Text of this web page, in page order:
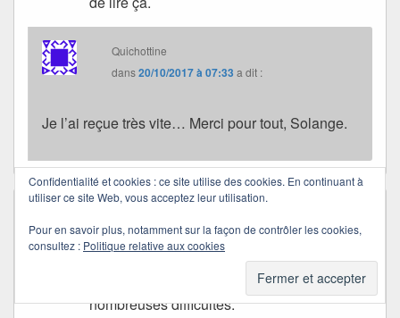
Quichottine
dans20/10/2017 à 07:33 a dit :
Je l’ai reçue très vite… Merci pour tout, Solange.
C’est sans doute pour ça que Sylvie
(Oxygène) m’avait signalé qu’elle avait
réussi à commander mais après de
nombreuses difficultés.
Confidentialité et cookies : ce site utilise des cookies. En continuant à
utiliser ce site Web, vous acceptez leur utilisation.
Pour en savoir plus, notamment sur la façon de contrôler les cookies,
consultez : Politique relative aux cookies